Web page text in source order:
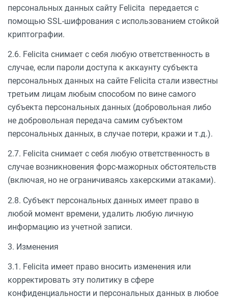
персональных данных сайту Felicita передается с
помощью SSL-шифрования с использованием стойкой
криптографии.
2.6. Felicita снимает с себя любую ответственность в
случае, если пароли доступа к аккаунту субъекта
персональных данных на сайте Felicita стали известны
третьим лицам любым способом по вине самого
субъекта персональных данных (добровольная либо
не добровольная передача самим субъектом
персональных данных, в случае потери, кражи и т.д.).
2.7. Felicita снимает с себя любую ответственность в
случае возникновения форс-мажорных обстоятельств
(включая, но не ограничиваясь хакерскими атаками).​
2.8. Субъект персональных данных имеет право в
любой момент времени, удалить любую личную
информацию из учетной записи.
3. Изменения
3.1. Felicita имеет право вносить изменения или
корректировать эту политику в сфере
конфиденциальности и персональных данных в любое